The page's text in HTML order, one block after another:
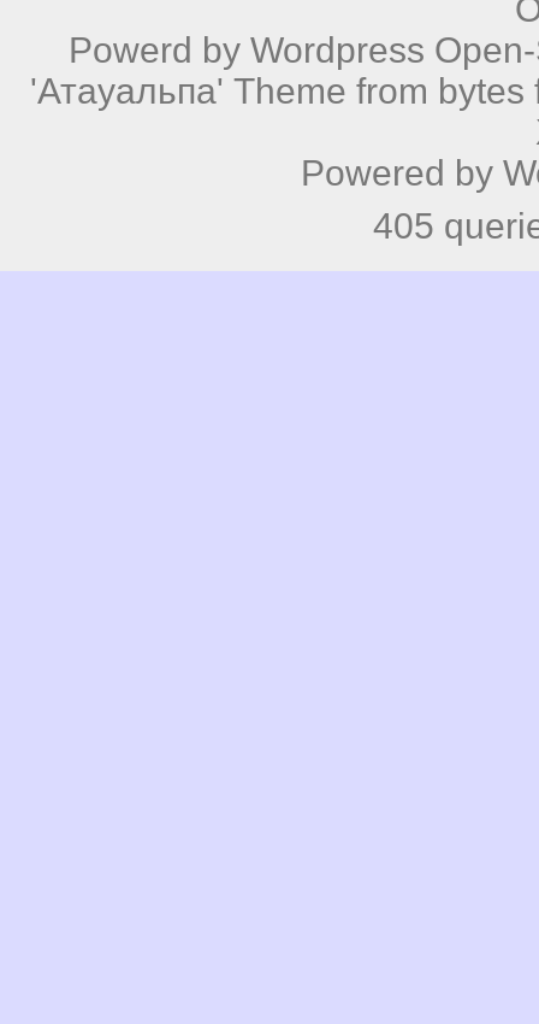
Powerd by Wordpress
'Атауальпа' Theme from bytes
Powered by
405